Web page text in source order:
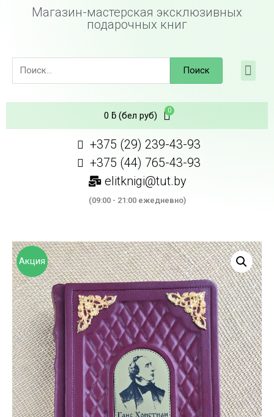
Магазин-мастерская эксклюзивных
подарочных книг
Поиск
0 ƃ(бел руб)
+375 (29) 239-43-93
+375 (44) 765-43-93
elitknigi@tut.by
(09:00 - 21:00 ежедневно)
Акция